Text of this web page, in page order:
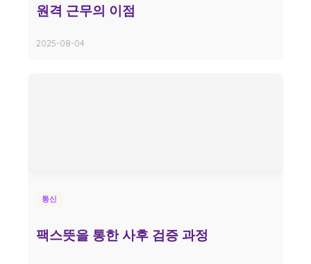
원격 근무의 이점
2025-08-04
통신
팩스뜻을 통한 사후 검증 과정